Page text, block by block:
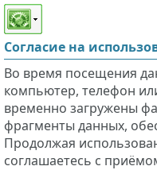
Этот сайт поддерживает
слабовидящих
Согласие на
Во время посещения
компьютер, телефон
временно загружены
фрагменты данных,
Продолжая
соглашаетесь с